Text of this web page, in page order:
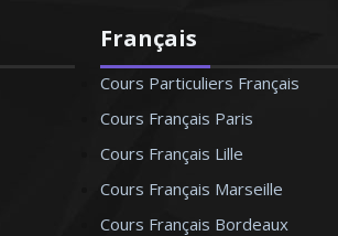
Français
Cours Particuliers Français
Cours Français Paris
Cours Français Lille
Cours Français Marseille
Cours Français Bordeaux